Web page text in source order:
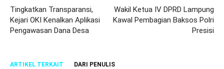
Tingkatkan Transparansi,
Kejari OKI Kenalkan Aplikasi
Pengawasan Dana Desa
Wakil Ketua IV DPRD Lampung
Kawal Pembagian Baksos Polri
Presisi
ARTIKEL TERKAIT DARI PENULIS